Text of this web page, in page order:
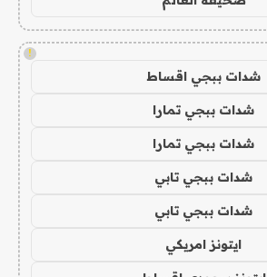
!
شدات ببجي اقساط
شدات ببجي تمارا
شدات ببجي تمارا
شدات ببجي تابي
شدات ببجي تابي
ايتونز امريكي